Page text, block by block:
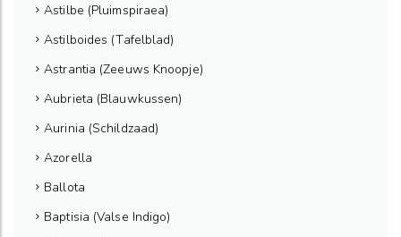
Astilbe (Pluimspiraea)
Astilboides (Tafelblad)
Astrantia (Zeeuws Knoopje)
Aubrieta (Blauwkussen)
Aurinia (Schildzaad)
Azorella
Ballota
Baptisia (Valse Indigo)